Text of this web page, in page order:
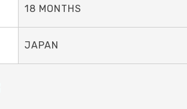
18 MONTHS
JAPAN